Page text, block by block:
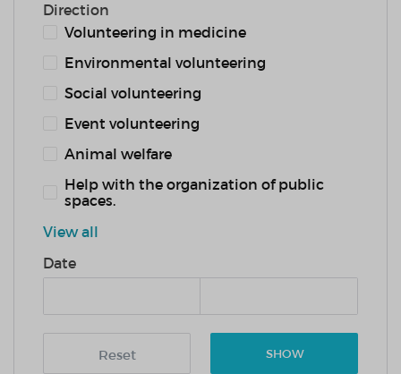
Direction
Volunteering in medicine
Environmental volunteering
Social volunteering
Event volunteering
Animal welfare
Help with the organization of public
spaces.
View all
Date
Reset SHOW